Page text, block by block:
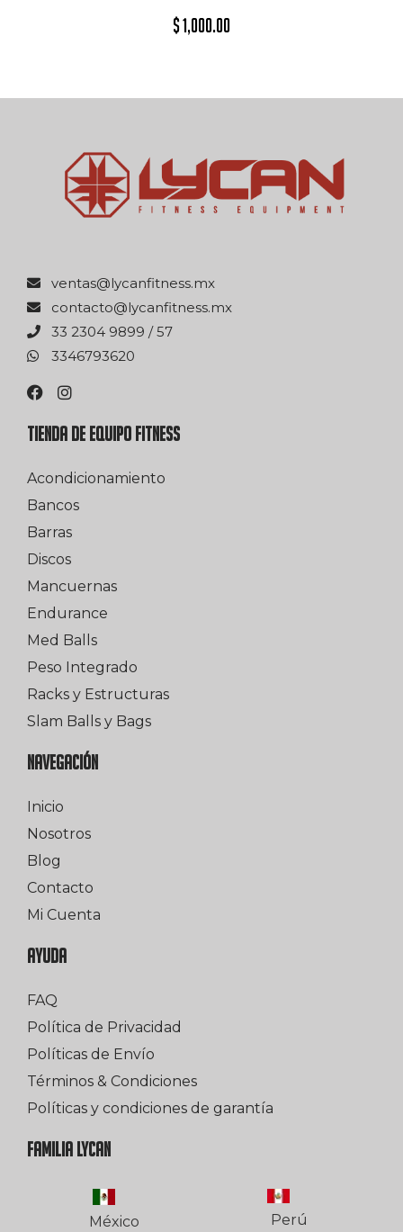
$1,000.00
xm.ssentifnacyl@satnev
xm.ssentifnacyl@otcatnoc
75 / 9989 4032 33
0263976433
TIENDA DE EQUIPO FITNESS
Acondicionamiento
Bancos
Barras
Discos
Mancuernas
Endurance
Med Balls
Peso Integrado
Racks y Estructuras
Slam Balls y Bags
NAVEGACIÓN
Inicio
Nosotros
Blog
Contacto
Mi Cuenta
AYUDA
FAQ
Política de Privacidad
Políticas de Envío
Términos & Condiciones
Políticas y condiciones de garantía
FAMILIA LYCAN
México Perú